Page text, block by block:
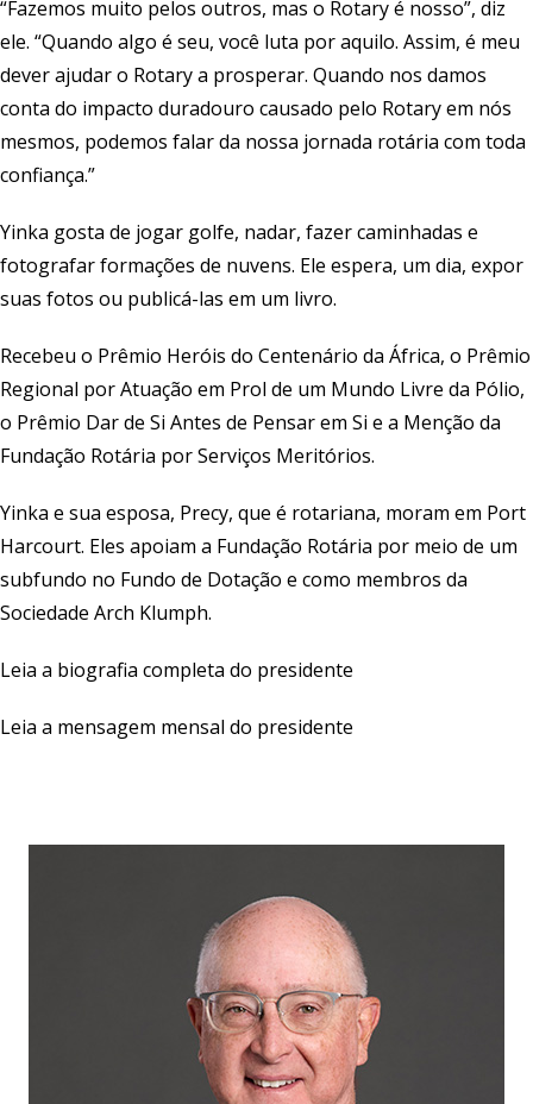
“Fazemos muito pelos outros, mas o Rotary é nosso”, diz
ele. “Quando algo é seu, você luta por aquilo. Assim, é meu
dever ajudar o Rotary a prosperar. Quando nos damos
conta do impacto duradouro causado pelo Rotary em nós
mesmos, podemos falar da nossa jornada rotária com toda
confiança.”
Yinka gosta de jogar golfe, nadar, fazer caminhadas e
fotografar formações de nuvens. Ele espera, um dia, expor
suas fotos ou publicá-las em um livro.
Recebeu o Prêmio Heróis do Centenário da África, o Prêmio
Regional por Atuação em Prol de um Mundo Livre da Pólio,
o Prêmio Dar de Si Antes de Pensar em Si e a Menção da
Fundação Rotária por Serviços Meritórios.
Yinka e sua esposa, Precy, que é rotariana, moram em Port
Harcourt. Eles apoiam a Fundação Rotária por meio de um
subfundo no Fundo de Dotação e como membros da
Sociedade Arch Klumph.
Leia a biografia completa do presidente
Leia a mensagem mensal do presidente